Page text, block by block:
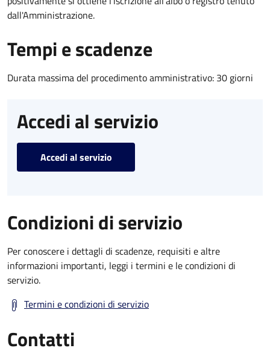
dall'Amministrazione.
Tempi e scadenze
Durata massima del procedimento amministrativo: 30 giorni
Accedi al servizio
Accedi al servizio
Condizioni di servizio
Per conoscere i dettagli di scadenze, requisiti e altre
informazioni importanti, leggi i termini e le condizioni di
servizio.
Termini e condizioni di servizio
Contatti